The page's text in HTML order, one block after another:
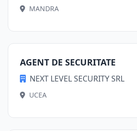
MANDRA
AGENT DE SECURITATE
NEXT LEVEL SECURITY SRL
UCEA